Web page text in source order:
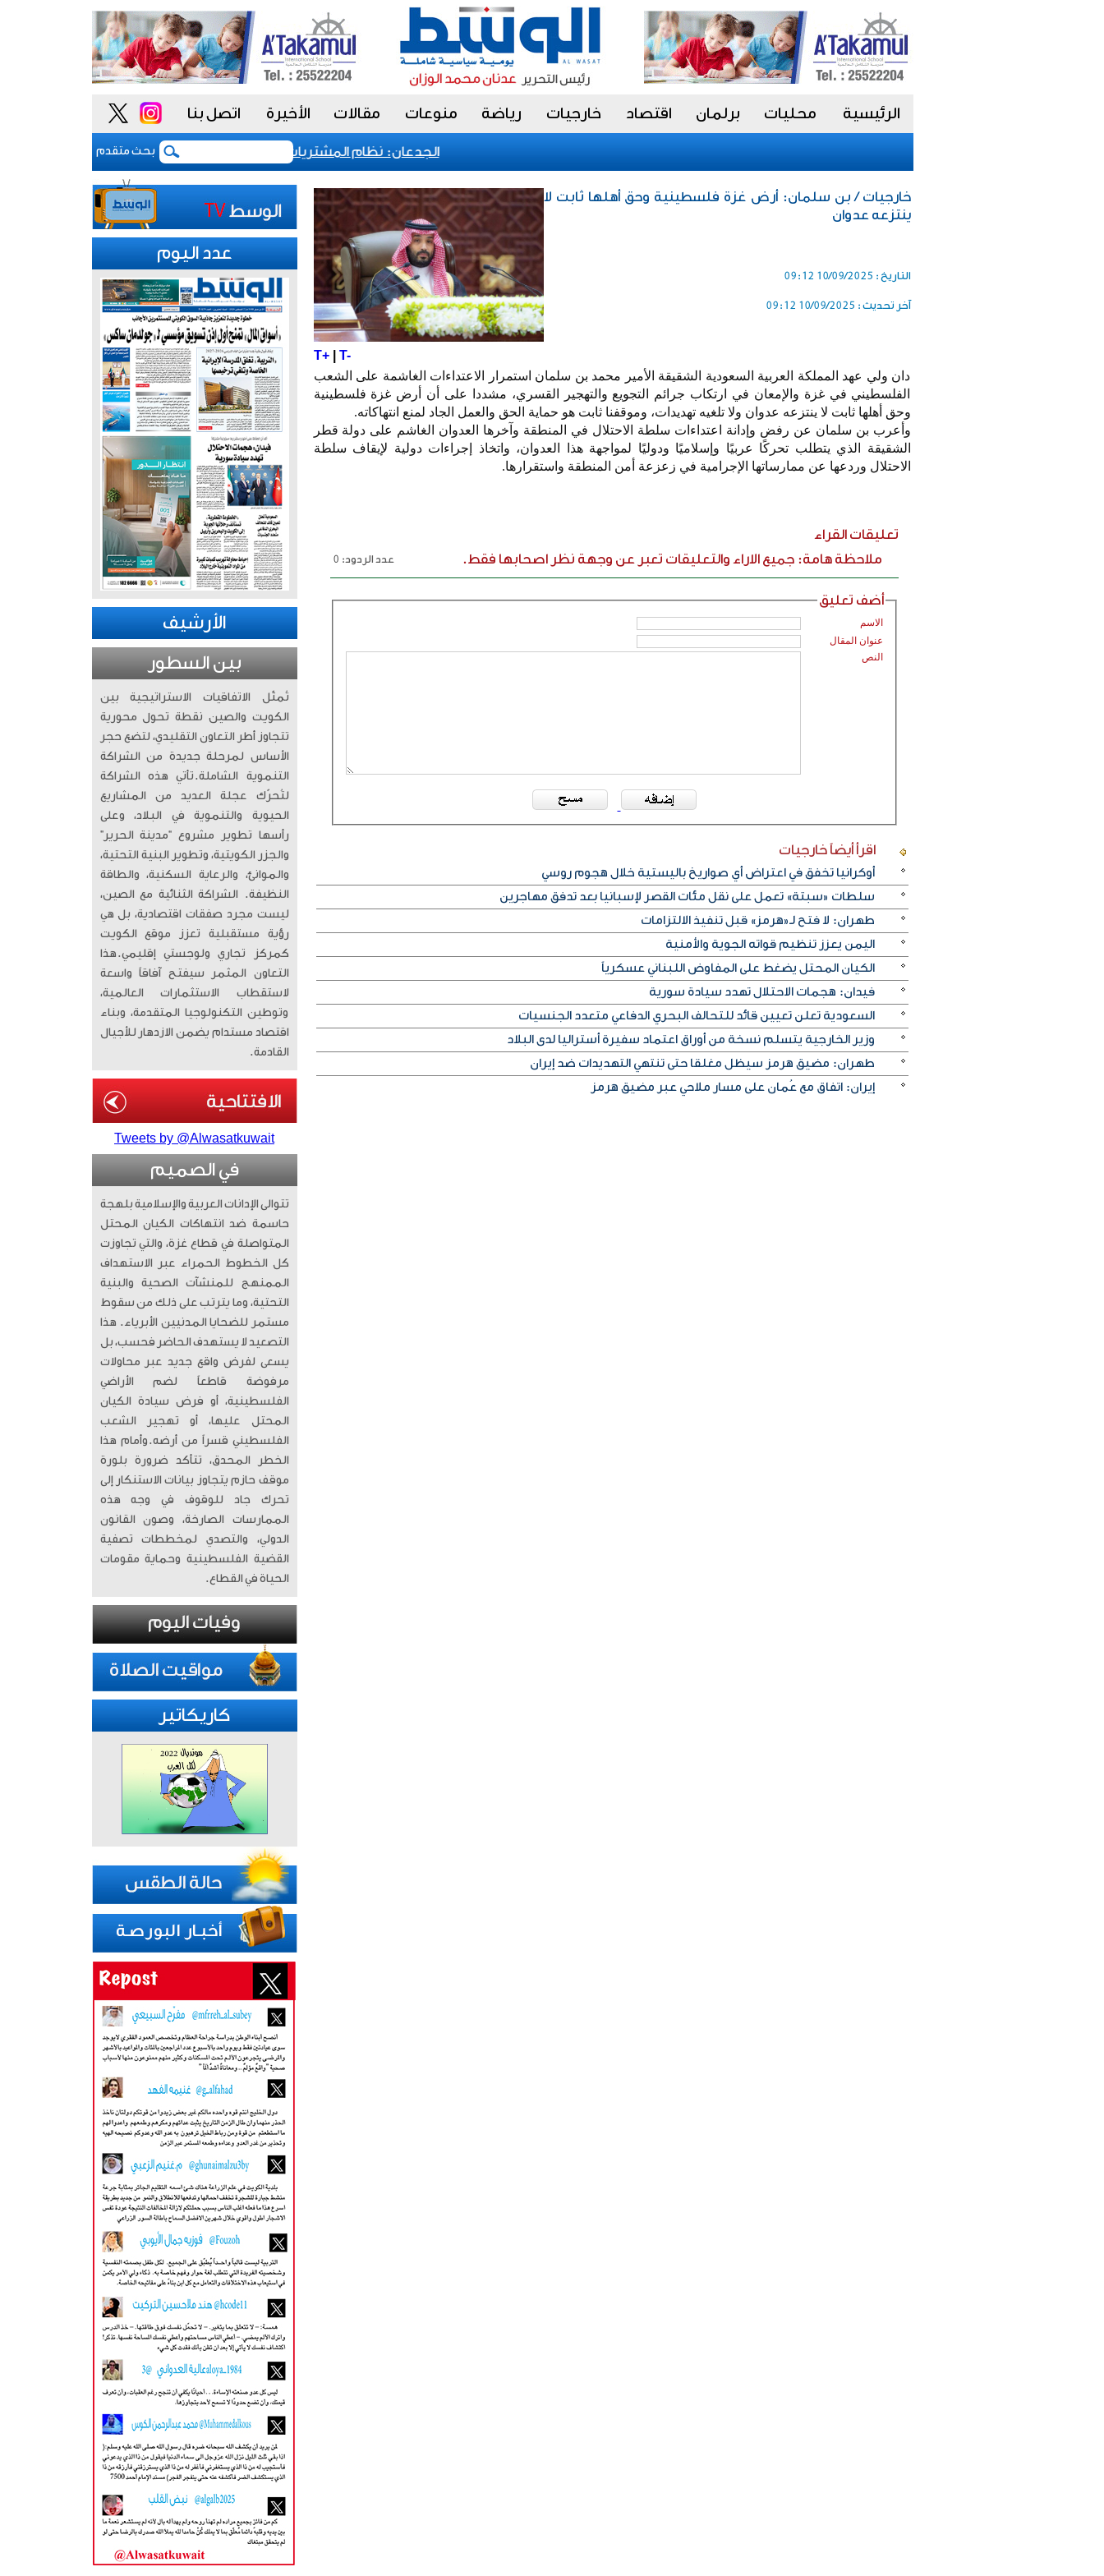
الرئيسية محليات برلمان اقتصاد خارجيات رياضة منوعات مقالات الأخيرة اتصل بنا
بحث متقدم
الجدعان: نظام المشتريات يمنح الحكومة السعودية أدوات أكثر مرونة
خارجيات / بن سلمان: أرض غزة فلسطينية وحق أهلها ثابت لا
ينتزعه عدوان
التاريخ : 10/09/2025 09:12
آخر تحديث : 10/09/2025 09:12
T+| T-
دان ولي عهد المملكة العربية السعودية الشقيقة الأمير محمد بن سلمان استمرار الاعتداءات الغاشمة على الشعب
الفلسطيني في غزة والإمعان في ارتكاب جرائم التجويع والتهجير القسري، مشددا على أن أرض غزة فلسطينية
وحق أهلها ثابت لا ينتزعه عدوان ولا تلغيه تهديدات، وموقفنا ثابت هو حماية الحق والعمل الجاد لمنع انتهاكاته.
وأعرب بن سلمان عن رفض وإدانة اعتداءات سلطة الاحتلال في المنطقة وآخرها العدوان الغاشم على دولة قطر
الشقيقة الذي يتطلب تحركًا عربيًا وإسلاميًا ودوليًا لمواجهة هذا العدوان، واتخاذ إجراءات دولية لإيقاف سلطة
الاحتلال وردعها عن ممارساتها الإجرامية في زعزعة أمن المنطقة واستقرارها.
تعليقات القراء
ملاحظة هامة: جميع الاراء والتعليقات تعبر عن وجهة نظر اصحابها فقط.
عدد الردود: 0
أضف تعليق
الاسم
عنوان المقال
النص
اقرأ أيضاًخارجيات
أوكرانيا تخفق في اعتراض أي صواريخ باليستية خلال هجوم روسي
سلطات «سبتة» تعمل على نقل مئات القصر لإسبانيا بعد تدفق مهاجرين
طهران: لا فتح لـ«هرمز» قبل تنفيذ الالتزامات
اليمن يعزز تنظيم قواته الجوية والأمنية
الكيان المحتل يضغط على المفاوض اللبناني عسكرياً
فيدان: هجمات الاحتلال تهدد سيادة سورية
السعودية تعلن تعيين قائد للتحالف البحري الدفاعي متعدد الجنسيات
وزير الخارجية يتسلم نسخة من أوراق اعتماد سفيرة أستراليا لدى البلاد
طهران: مضيق هرمز سيظل مغلقا حتى تنتهي التهديدات ضد إيران
إيران: اتفاق مع عُمان على مسار ملاحي عبر مضيق هرمز
عدد اليوم
الأرشيف
بين السطور
تُمثّل الاتفاقيات الاستراتيجية بين
الكويت والصين نقطة تحول محورية
تتجاوز أطر التعاون التقليدي، لتضع حجر
الأساس لمرحلة جديدة من الشراكة
التنموية الشاملة. ​تأتي هذه الشراكة
لتُحرّك عجلة العديد من المشاريع
الحيوية والتنموية في البلاد، وعلى
رأسها تطوير مشروع “مدينة الحرير”
والجزر الكويتية، وتطوير البنية التحتية،
والموانئ، والرعاية السكنية، والطاقة
النظيفة. الشراكة الثنائية مع الصين،
ليست مجرد صفقات اقتصادية، بل هي
رؤية مستقبلية تعزز موقع الكويت
كمركز تجاري ولوجستي إقليمي. ​هذا
التعاون المثمر سيفتح آفاقاً واسعة
لاستقطاب الاستثمارات العالمية،
وتوطين التكنولوجيا المتقدمة، وبناء
اقتصاد مستدام يضمن الازدهار للأجيال
القادمة.
Tweets by @Alwasatkuwait
في الصميم
تتوالى الإدانات العربية والإسلامية بلهجة
حاسمة ضد انتهاكات الكيان المحتل
المتواصلة في قطاع غزة، والتي تجاوزت
كل الخطوط الحمراء عبر الاستهداف
الممنهج للمنشآت الصحية والبنية
التحتية، وما يترتب على ذلك من سقوط
مستمر للضحايا المدنيين الأبرياء. ​ هذا
التصعيد لا يستهدف الحاضر فحسب، بل
يسعى لفرض واقع جديد عبر محاولات
مرفوضة قاطعاً لضم الأراضي
الفلسطينية، أو فرض سيادة الكيان
المحتل عليها، أو تهجير الشعب
الفلسطيني قسراً من أرضه. ​وأمام هذا
الخطر المحدق، تتأكد ضرورة بلورة
موقف حازم يتجاوز بيانات الاستنكار إلى
تحرك جاد للوقوف في وجه هذه
الممارسات الصارخة، وصون القانون
الدولي، والتصدي لمخططات تصفية
القضية الفلسطينية وحماية مقومات
الحياة في القطاع.
كاريكاتير